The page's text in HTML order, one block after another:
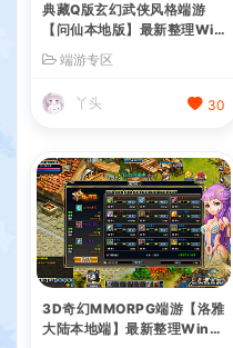
典藏Q版玄幻武侠风格端游
【问仙本地版】最新整理Win
系服务端+PC客户端+GM指
令+详细搭建教程
端游专区
丫头 30
3D奇幻MMORPG端游【洛雅
大陆本地端】最新整理Win一